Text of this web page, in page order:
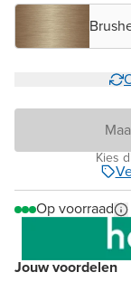
Jouw voordelen
Kies
Op voorraad